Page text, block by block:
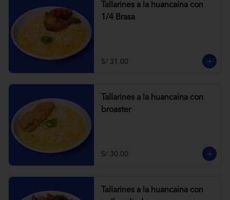
Tallarines a la huancaina con
1/4 Brasa
S/ 31.00
Tallarines a la huancaina con
broaster
S/ 30.00
Tallarines a la huancaina con